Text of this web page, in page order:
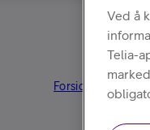
Forsiden
Ved å
Telia-